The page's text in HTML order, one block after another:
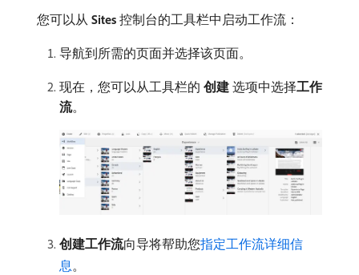
您可以从​ Sites ​控制台的工具栏中启动工作流：
导航到所需的页面并选择该页面。
现在，您可以从工具栏的​ 创建 ​选项中选择​工作
流。
创建工作流​向导将帮助您指定工作流详细信
息。